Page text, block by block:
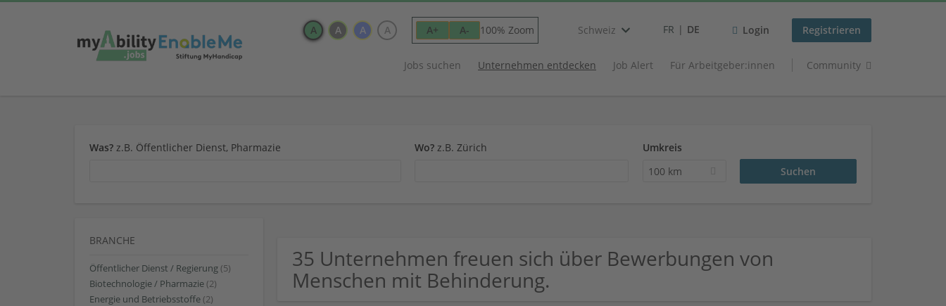
A A A A A+ A- 100% Zoom Schweiz FR DE Login Registrieren
Jobs suchen Unternehmen entdecken Job Alert Für Arbeitgeber:innen Community
Was? z.B. Öffentlicher Dienst, Pharmazie Wo? z.B. Zürich
Umkreis
100 km
BRANCHE
Öffentlicher Dienst / Regierung (5)
Biotechnologie / Pharmazie (2)
Energie und Betriebsstoffe (2)
35 Unternehmen freuen sich über Bewerbungen von
Menschen mit Behinderung.